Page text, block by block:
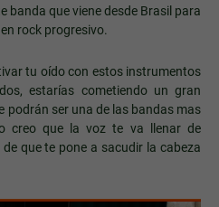
banda que viene desde Brasil para
rock progresivo.
tu oído con estos instrumentos
estarías cometiendo un gran
podrán ser una de las bandas mas
creo que la voz te va llenar de
que te pone a sacudir la cabeza